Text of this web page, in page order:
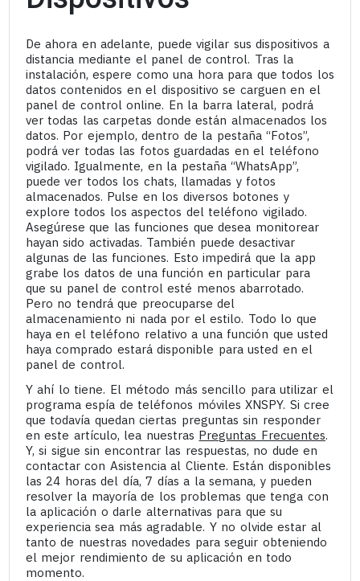
De ahora en adelante, puede vigilar sus dispositivos a
distancia mediante el panel de control. Tras la
instalación, espere como una hora para que todos los
datos contenidos en el dispositivo se carguen en el
panel de control online. En la barra lateral, podrá
ver todas las carpetas donde están almacenados los
datos. Por ejemplo, dentro de la pestaña “Fotos”,
podrá ver todas las fotos guardadas en el teléfono
vigilado. Igualmente, en la pestaña “WhatsApp”,
puede ver todos los chats, llamadas y fotos
almacenados. Pulse en los diversos botones y
explore todos los aspectos del teléfono vigilado.
Asegúrese que las funciones que desea monitorear
hayan sido activadas. También puede desactivar
algunas de las funciones. Esto impedirá que la app
grabe los datos de una función en particular para
que su panel de control esté menos abarrotado.
Pero no tendrá que preocuparse del
almacenamiento ni nada por el estilo. Todo lo que
haya en el teléfono relativo a una función que usted
haya comprado estará disponible para usted en el
panel de control.
Y ahí lo tiene. El método más sencillo para utilizar el
programa espía de teléfonos móviles XNSPY. Si cree
que todavía quedan ciertas preguntas sin responder
en este artículo, lea nuestras Preguntas Frecuentes.
Y, si sigue sin encontrar las respuestas, no dude en
contactar con Asistencia al Cliente. Están disponibles
las 24 horas del día, 7 días a la semana, y pueden
resolver la mayoría de los problemas que tenga con
la aplicación o darle alternativas para que su
experiencia sea más agradable. Y no olvide estar al
tanto de nuestras novedades para seguir obteniendo
el mejor rendimiento de su aplicación en todo
momento.